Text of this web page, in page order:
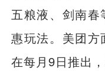
五粮液、剑南
惠玩法。美团方
在每月9日推出